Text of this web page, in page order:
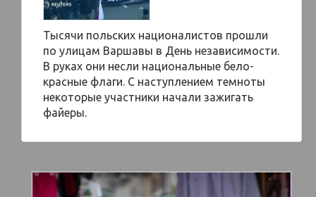
Тысячи польских националистов прошли
по улицам Варшавы в День независимости.
В руках они несли национальные бело-
красные флаги. С наступлением темноты
некоторые участники начали зажигать
файеры.